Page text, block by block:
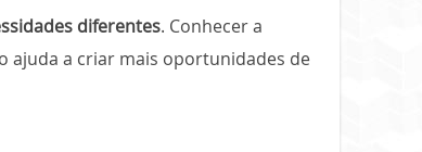
diferentes. Conhecer a
ajuda a criar mais oportunidades de